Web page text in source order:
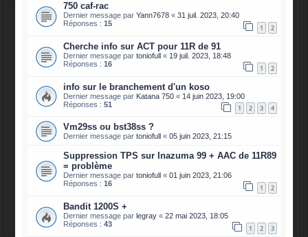
750 caf-rac
Dernier message parYann7678 «31 juil. 2023, 20:40
Réponses :15 1 2
Cherche info sur ACT pour 11R de 91
Dernier message partoniofull « 19 juil. 2023, 18:48
Réponses :16 1 2
info sur le branchement d'un koso
Dernier message par Katana 750 « 14 juin 2023, 19:00
Réponses :51 1 2 3 4
Vm29ss ou bst38ss ?
Dernier message partoniofull «05 juin 2023, 21:15
Suppression TPS sur Inazuma 99 + AAC de 11R89
= problème
Dernier message partoniofull «01 juin 2023, 21:06
Réponses :16 1 2
Bandit 1200S +
Dernier message parlegray «22 mai 2023, 18:05
Réponses :43 1 2 3